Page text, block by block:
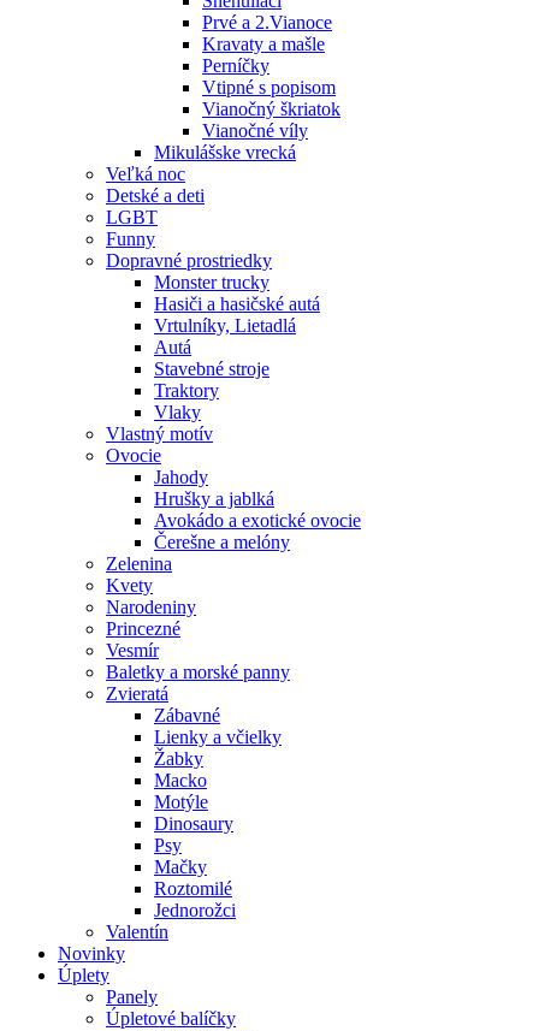
Prvé a 2.Vianoce
Kravaty a mašle
Perníčky
Vtipné s popisom
Vianočný škriatok
Vianočné víly
Mikulášske vrecká
Veľká noc
Detské a deti
LGBT
Funny
Dopravné prostriedky
Monster trucky
Hasiči a hasičské autá
Vrtulníky, Lietadlá
Autá
Stavebné stroje
Traktory
Vlaky
Vlastný motív
Ovocie
Jahody
Hrušky a jablká
Avokádo a exotické ovocie
Čerešne a melóny
Zelenina
Kvety
Narodeniny
Princezné
Vesmír
Baletky a morské panny
Zvieratá
Zábavné
Lienky a včielky
Žabky
Macko
Motýle
Dinosaury
Psy
Mačky
Roztomilé
Jednorožci
Valentín
Novinky
Úplety
Panely
Úpletové balíčky